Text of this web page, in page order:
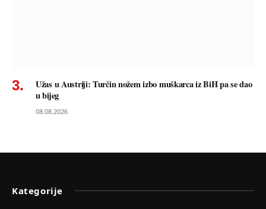
Užas u Austriji: Turčin nožem izbo muškarca iz BiH pa se dao
u bijeg
08.08.2026
Kategorije